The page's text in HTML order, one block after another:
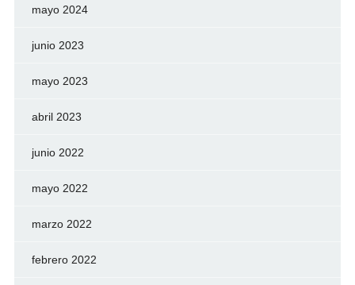
mayo 2024
junio 2023
mayo 2023
abril 2023
junio 2022
mayo 2022
marzo 2022
febrero 2022